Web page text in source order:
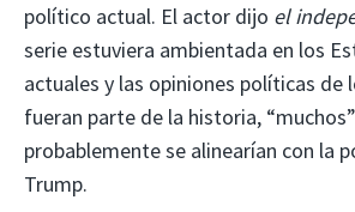
político actual. El actor dijo el
serie estuviera ambientada en los
actuales y las opiniones políticas de
fueran parte de la historia,
probablemente se alinearían con la
Trump.